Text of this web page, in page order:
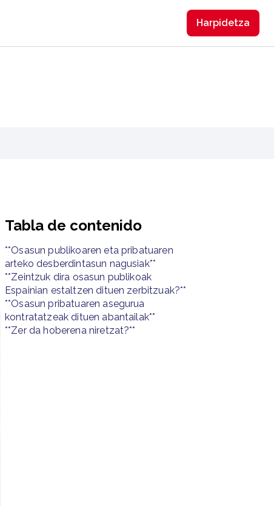
Harpidetzа
Tabla de contenido
**Osasun publikoaren eta pribatuaren
arteko desberdintasun nagusiak**
**Zeintzuk dira osasun publikoak
Espainian estaltzen dituen zerbitzuak?**
**Osasun pribatuaren asegurua
kontratatzeak dituen abantailak**
**Zer da hoberena niretzat?**